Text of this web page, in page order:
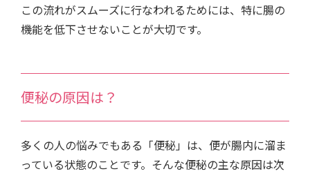
この流れがスムーズに行なわれるためには、特に腸の
機能を低下させないことが大切です。
便秘の原因は？
多くの人の悩みでもある「便秘」は、便が腸内に溜ま
っている状態のことです。そんな便秘の主な原因は次